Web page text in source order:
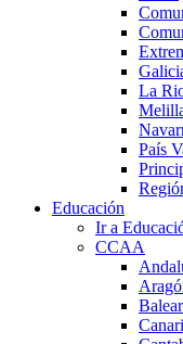
La
País
Educación
Ir a
CCAA